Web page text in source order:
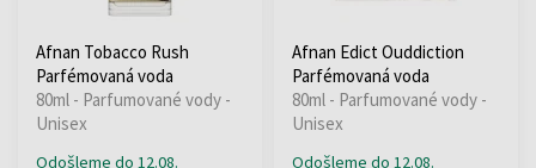
Afnan Tobacco Rush
Parfémovaná voda
80ml - Parfumované vody -
Unisex
Odošleme do 12.08.
Afnan Edict Ouddiction
Parfémovaná voda
80ml - Parfumované vody -
Unisex
Odošleme do 12.08.